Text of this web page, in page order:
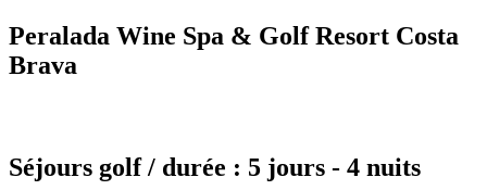
Peralada Wine Spa & Golf Resort Costa
Brava
Séjours golf / durée : 5 jours - 4 nuits